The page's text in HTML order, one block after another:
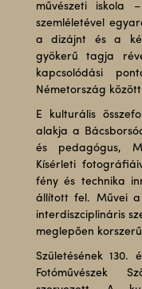
művészeti iskola
szemléletével
a dizájnt és a
gyökerű tagja
kapcsolódási
Németország
E kulturális
alakja a
és pedagógus,
Kísérleti
fény és technika
állított fel. Művei a
interdiszciplináris
meglepően
Születésének
Fotóművészek